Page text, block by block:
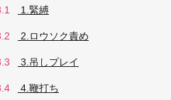
1.緊縛
2.ロウソク責め
3.吊しプレイ
4.鞭打ち